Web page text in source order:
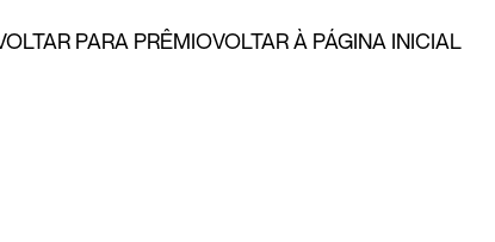
PARA PRÊMIOVOLTAR À PÁGINA INICIAL